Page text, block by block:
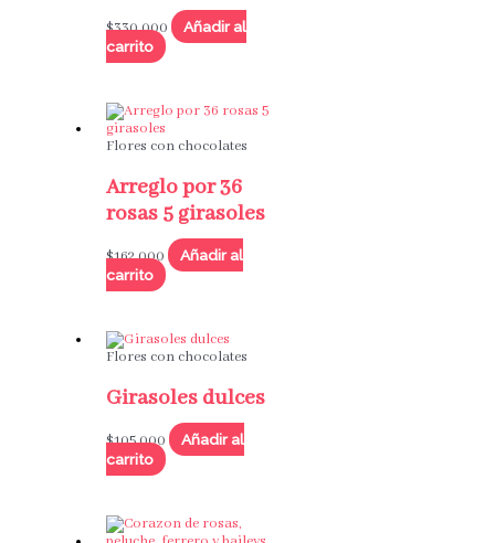
$330,000
Añadir al
carrito
Flores con chocolates
Arreglo por 36
rosas 5 girasoles
$162,000
Añadir al
carrito
Flores con chocolates
Girasoles dulces
$105,000
Añadir al
carrito